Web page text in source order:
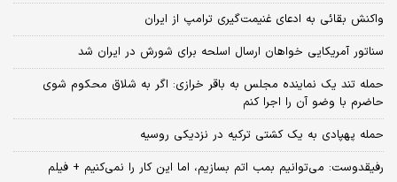
واکنش بقائی به ادعای غنیمت‌گیری ترامپ از ایران
سناتور آمریکایی خواهان ارسال اسلحه برای شورش در ایران شد
حمله تند یک نماینده مجلس به باقر خرازی: اگر به شلاق محکوم شوی
حاضرم با وضو آن را اجرا کنم
حمله پهپادی به یک کشتی ترکیه در نزدیکی روسیه
رفیقدوست: می‌توانیم بمب اتم بسازیم، اما این کار را نمی‌کنیم + فیلم